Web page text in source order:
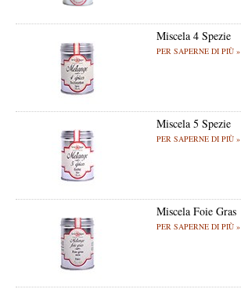
Miscela 4 Spezie
PER SAPERNE DI PIÙ »
Miscela 5 Spezie
PER SAPERNE DI PIÙ »
Miscela Foie Gras
PER SAPERNE DI PIÙ »